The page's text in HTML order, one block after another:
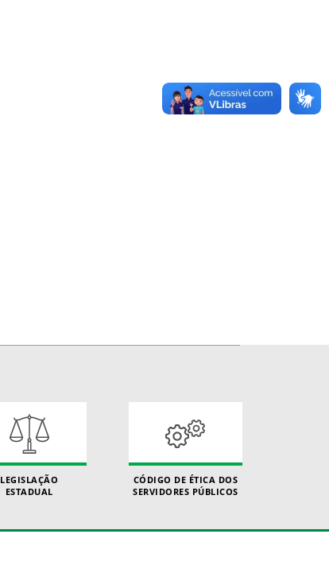
LEGISLAÇÃO
ESTADUAL
CÓDIGO DE ÉTICA DOS
SERVIDORES PÚBLICOS